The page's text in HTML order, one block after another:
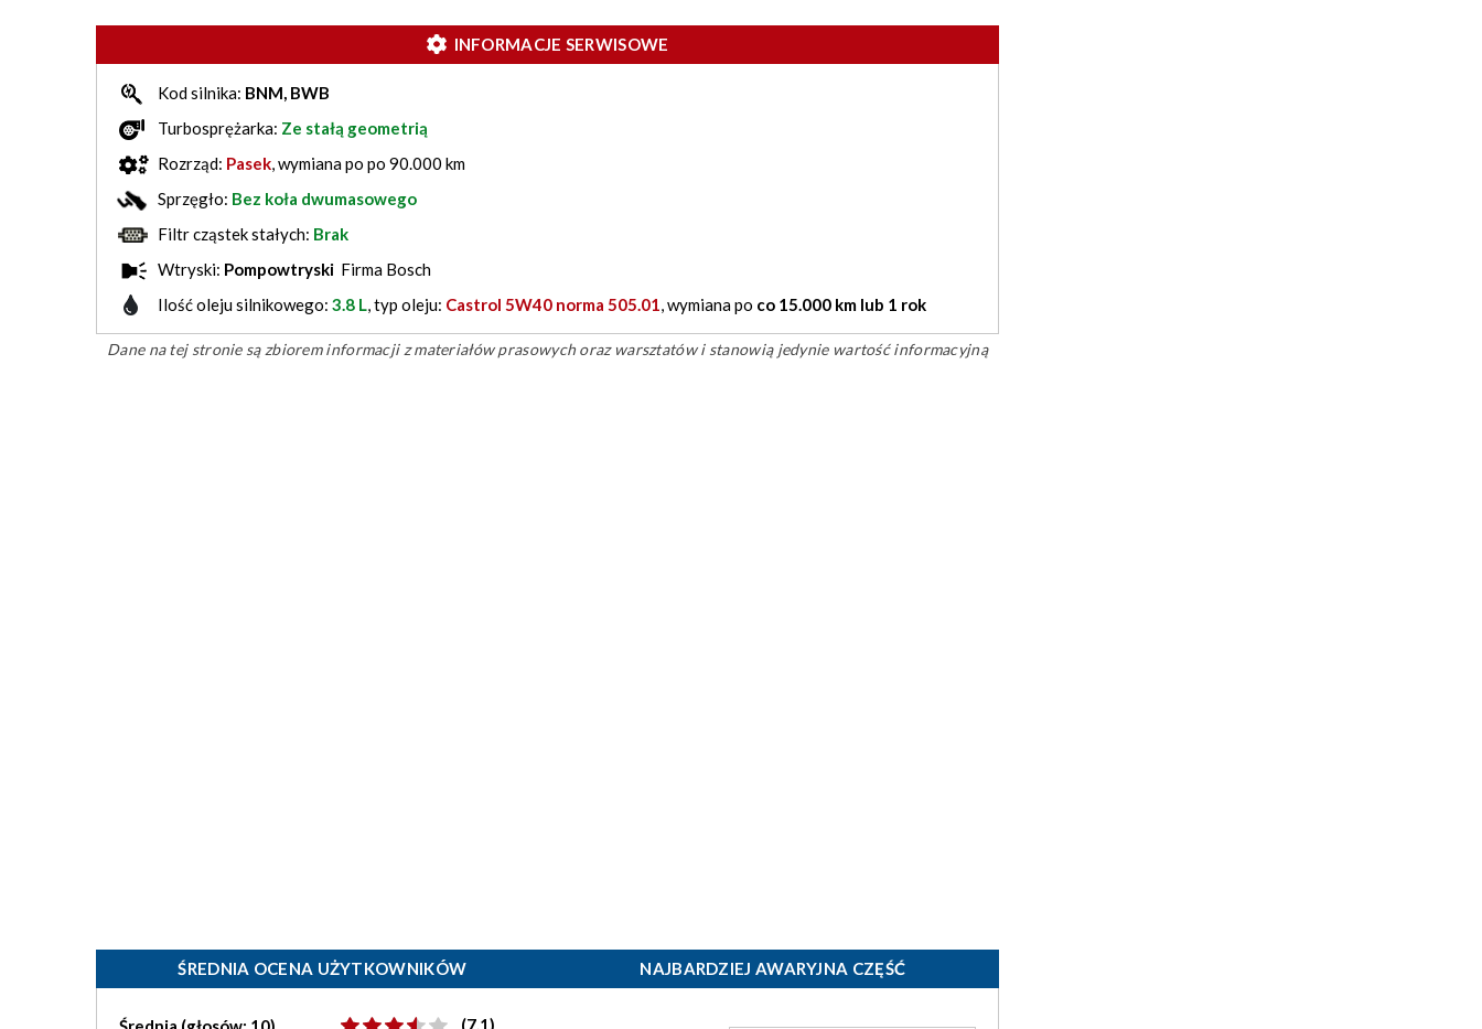
INFORMACJE SERWISOWE
Kod silnika: BNM, BWB
Turbosprężarka: Ze stałą geometrią
Rozrząd: Pasek, wymiana po po 90.000 km
Sprzęgło: Bez koła dwumasowego
Filtr cząstek stałych: Brak
Wtryski: Pompowtryski Firma Bosch
Ilość oleju silnikowego: 3.8 L, typ oleju: Castrol 5W40 norma 505.01, wymiana po co 15.000 km lub 1 rok
Dane na tej stronie są zbiorem informacji z materiałów prasowych oraz warsztatów i stanowią jedynie wartość informacyjną
ŚREDNIA OCENA UŻYTKOWNIKÓW
(7.1)
NAJBARDZIEJ AWARYJNA CZĘŚĆ